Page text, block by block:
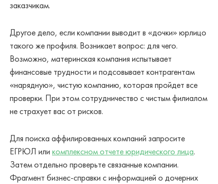
заказчикам.
Другое дело, если компании выводит в «дочки» юрлицо
такого же профиля. Возникает вопрос: для чего.
Возможно, материнская компания испытывает
финансовые трудности и подсовывает контрагентам
«нарядную», чистую компанию, которая пройдет все
проверки. При этом сотрудничество с чистым филиалом
не страхует вас от рисков.
Для поиска аффилированных компаний запросите
ЕГРЮЛ или комплексном отчете юридического лица.
Затем отдельно проверьте связанные компании.
Фрагмент бизнес-справки с информацией о дочерних